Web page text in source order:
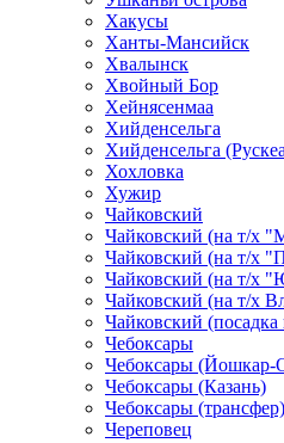
Хакусы
Ханты-Мансийск
Хвалынск
Хвойный Бор
Хейнясенмаа
Хийденсельга
Хийденсельга
Хохловка
Хужир
Чайковский
Чайковский (на т/х
Чайковский (на т/х
Чайковский (на т/х
Чайковский (на т/х
Чайковский
Чебоксары
Чебоксары (Йошкар-
Чебоксары (Казань)
Чебоксары
Череповец